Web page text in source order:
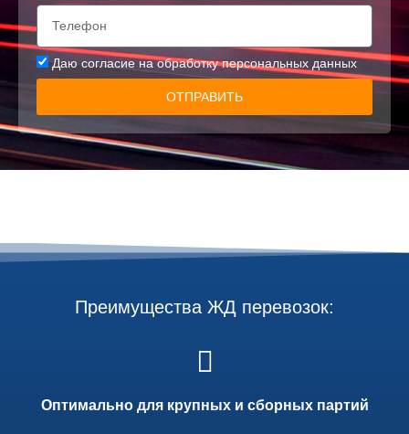
Даюсогласие на обработку персональных данных
ОТПРАВИТЬ
Преимущества ЖД перевозок:
Оптимально для крупных и сборных партий